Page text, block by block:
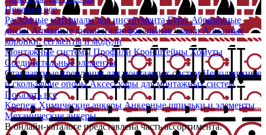
Показать все
Расходные материалы для инструментаБурыАбразивные
дискиАлмазные диски и шлифовальные чашкиАлмазные
коронки, сегменты и модули
Монтажные системы Профили КронштейныХомуты
Соединительные элементы
Стандартные крепления для монтажных системНеподвижные
и скользящие опорыАксессуары для монтажных систем
Показать все
КрепежХимические анкеры Анкерные шпильки и элементы
Механические анкеры
В онлайн-каталоге представлена часть ассортимента.